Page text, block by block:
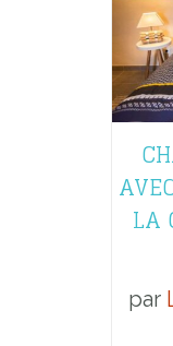
LA
par